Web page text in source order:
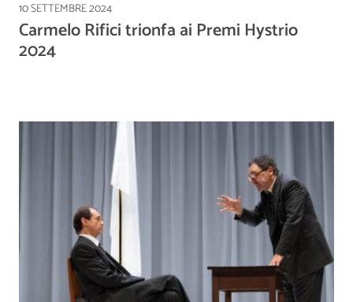
10 SETTEMBRE 2024
Carmelo Rifici trionfa ai Premi Hystrio
2024